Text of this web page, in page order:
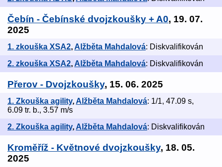
Čebín - Čebínské dvojzkoušky + A0, 19. 07.
2025
1. zkouška XSA2,Alžběta Mahdalová: Diskvalifikován
2. zkouška XSA2,Alžběta Mahdalová: Diskvalifikován
Přerov - Dvojzkoušky, 15. 06. 2025
1. Zkouška agility,Alžběta Mahdalová: 1/1, 47.09 s,
6.09 tr. b., 3.57 m/s
2. Zkouška agility,Alžběta Mahdalová: Diskvalifikován
Kroměříž - Květnové dvojzkoušky, 18. 05.
2025